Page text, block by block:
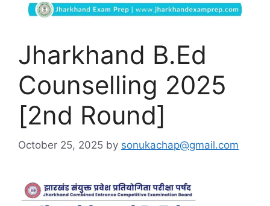
Jharkhand B.Ed
Counselling 2025
[2nd Round]
October 25, 2025 by sonukachap@gmail.com